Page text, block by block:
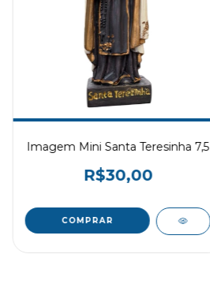
Imagem Mini Santa Teresinha 7,5
R$30,00